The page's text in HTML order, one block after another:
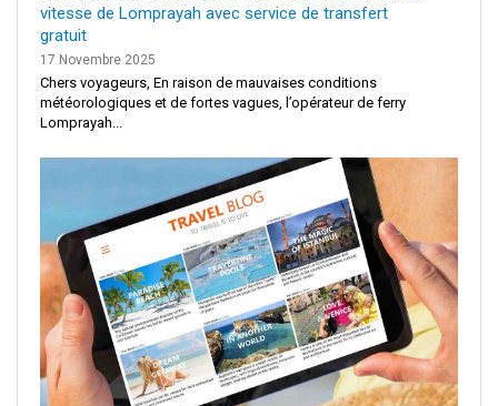
vitesse de Lomprayah avec service de transfert
gratuit
17 Novembre 2025
Chers voyageurs, En raison de mauvaises conditions
météorologiques et de fortes vagues, l’opérateur de ferry
Lomprayah...